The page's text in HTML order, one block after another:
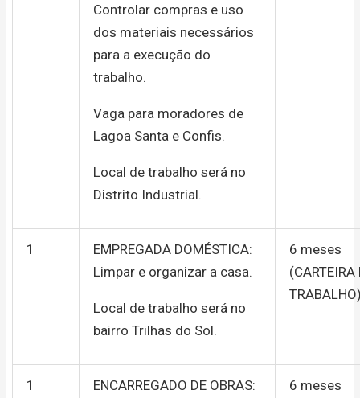
Controlar compras e uso
dos materiais necessários
para a execução do
trabalho.
Vaga para moradores de
Lagoa Santa e Confis.
Local de trabalho será no
Distrito Industrial.
1
EMPREGADA DOMÉSTICA:
Limpar e organizar a casa.
Local de trabalho será no
bairro Trilhas do Sol.
6 meses
(CARTEIRA
1
ENCARREGADO DE OBRAS:
6 meses